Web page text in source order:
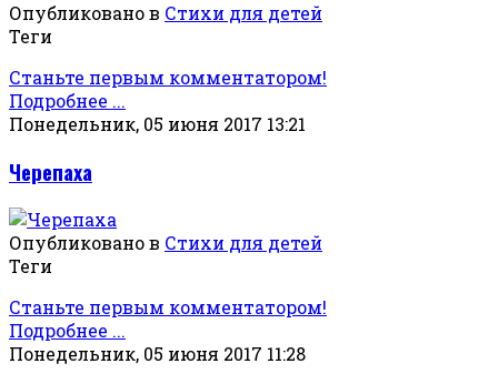
Опубликовано в Стихи для детей
Теги
Станьте первым комментатором!
Подробнее ...
Понедельник, 05 июня 2017 13:21
Черепаха
Опубликовано в Стихи для детей
Теги
Станьте первым комментатором!
Подробнее ...
Понедельник, 05 июня 2017 11:28